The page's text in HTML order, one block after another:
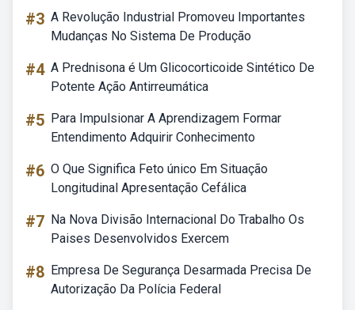
#3 A Revolução Industrial Promoveu Importantes
Mudanças No Sistema De Produção
#4 A Prednisona é Um Glicocorticoide Sintético De
Potente Ação Antirreumática
#5 Para Impulsionar A Aprendizagem Formar
Entendimento Adquirir Conhecimento
#6 O Que Significa Feto único Em Situação
Longitudinal Apresentação Cefálica
#7 Na Nova Divisão Internacional Do Trabalho Os
Paises Desenvolvidos Exercem
#8 Empresa De Segurança Desarmada Precisa De
Autorização Da Polícia Federal